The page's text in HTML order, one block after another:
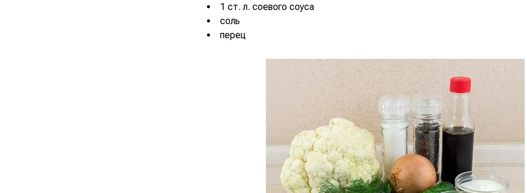
1 ст. л. соевого соуса
соль
перец